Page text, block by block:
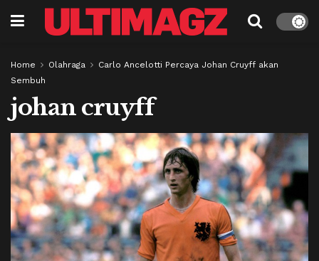
Home Olahraga
Carlo Ancelotti Percaya Johan Cruyff akan
Sembuh
johan cruyff